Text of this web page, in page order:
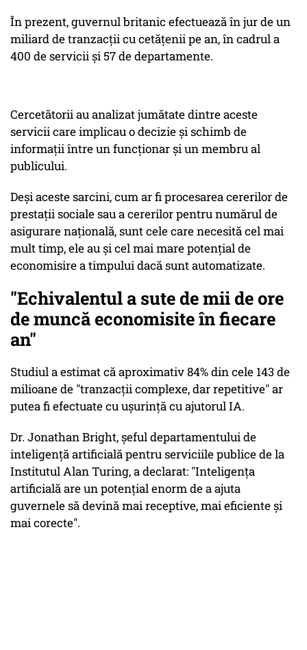
În prezent, guvernul britanic efectuează în jur de un
miliard de tranzacții cu cetățenii pe an, în cadrul a
400 de servicii și 57 de departamente.
Cercetătorii au analizat jumătate dintre aceste
servicii care implicau o decizie și schimb de
informații între un funcționar și un membru al
publicului.
Deși aceste sarcini, cum ar fi procesarea cererilor de
prestații sociale sau a cererilor pentru numărul de
asigurare națională, sunt cele care necesită cel mai
mult timp, ele au și cel mai mare potențial de
economisire a timpului dacă sunt automatizate.
"Echivalentul a sute de mii de ore
de muncă economisite în fiecare
an"
Studiul a estimat că aproximativ 84% din cele 143 de
milioane de "tranzacții complexe, dar repetitive" ar
putea fi efectuate cu ușurință cu ajutorul IA.
Dr. Jonathan Bright, șeful departamentului de
inteligență artificială pentru serviciile publice de la
Institutul Alan Turing, a declarat: "Inteligența
artificială are un potențial enorm de a ajuta
guvernele să devină mai receptive, mai eficiente și
mai corecte".